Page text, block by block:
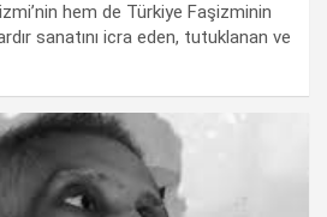
hem de Türkiye Faşizminin
sanatını icra eden, tutuklanan ve